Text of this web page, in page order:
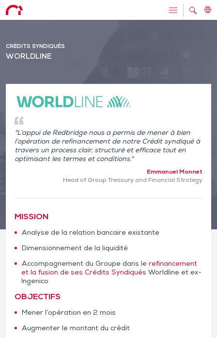
CRÉDITS SYNDIQUÉS
WORLDLINE
"L’appui de Redbridge nous a permis de mener à bien
l’opération de refinancement de notre Crédit syndiqué à
travers un process clair, structuré et efficace tout en
optimisant les termes et conditions."
Emmanuel Monnet
Head of Group Treasury and Financial Strategy
MISSION
Analyse de la relation bancaire existante
Dimensionnement de la liquidité
Accompagnement du Groupe dans le refinancement
et la fusion de ses Crédits Syndiqués Worldline et ex-
Ingenico
OBJECTIFS
Mener l’opération en 2 mois
Augmenter le montant du crédit